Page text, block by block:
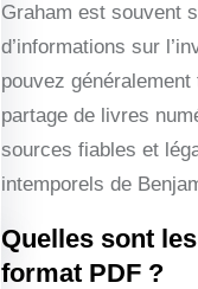
Graham est souvent
d’informations sur
pouvez
partage de livres
sources fiables et
intemporels de
Quelles sont
format PDF ?